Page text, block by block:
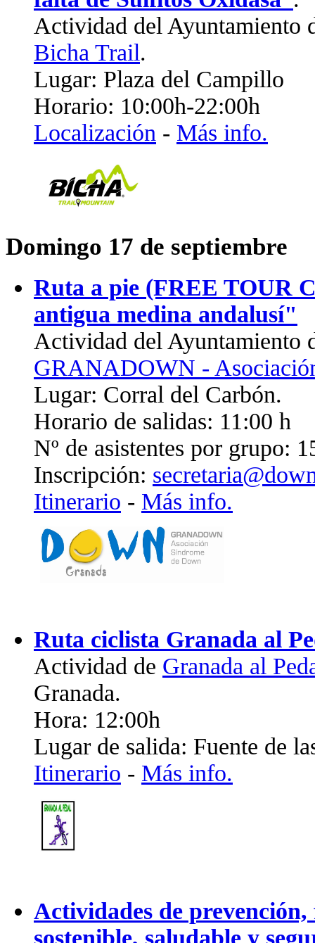
Actividad del Ayuntamiento
Bicha Trail.
Lugar: Plaza del Campillo
Horario: 10:00h-22:00h
Localización - Más info.
Domingo 17 de septiembre
Ruta a pie (FREE TOUR
antigua medina andalusí"
Actividad del Ayuntamiento
GRANADOWN -
Lugar: Corral del Carbón.
Horario de salidas: 11:00 h
Nº de asistentes por grupo:
Inscripción:
Itinerario - Más info.
Ruta ciclista Granada al
Actividad de Granada al
Granada.
Hora: 12:00h
Lugar de salida: Fuente de
Itinerario - Más info.
Actividades de
sostenible, saludable y